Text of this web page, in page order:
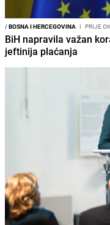
/BOSNA I HERCEGOVINA I PRIJE
BiH napravila važan
jeftinija plaćanja